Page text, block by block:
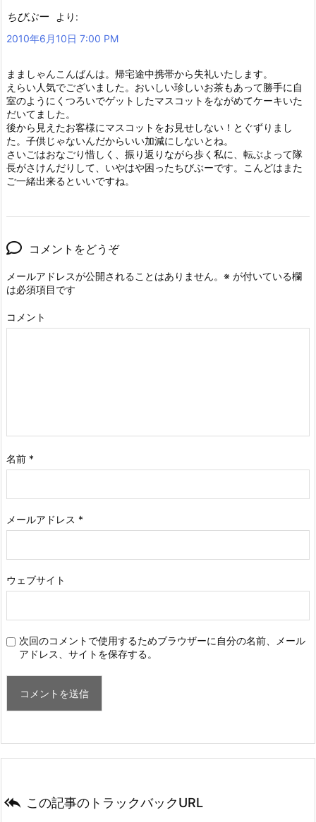
ちびぶー
より:
2010年6月10日 7:00 PM
まましゃんこんばんは。帰宅途中携帯から失礼いたします。
えらい人気でございました。おいしい珍しいお茶もあって勝手に自
室のようにくつろいでゲットしたマスコットをながめてケーキいた
だいてました。
後から見えたお客様にマスコットをお見せしない！とぐずりまし
た。子供じゃないんだからいい加減にしないとね。
さいごはおなごり惜しく、振り返りながら歩く私に、転ぶよって隊
長がさけんだりして、いやはや困ったちびぶーです。こんどはまた
ご一緒出来るといいですね。
コメントをどうぞ
メールアドレスが公開されることはありません。 ※ が付いている欄
は必須項目です
コメント
名前 *
メールアドレス *
ウェブサイト
次回のコメントで使用するためブラウザーに自分の名前、メール
アドレス、サイトを保存する。
 この記事のトラックバックURL